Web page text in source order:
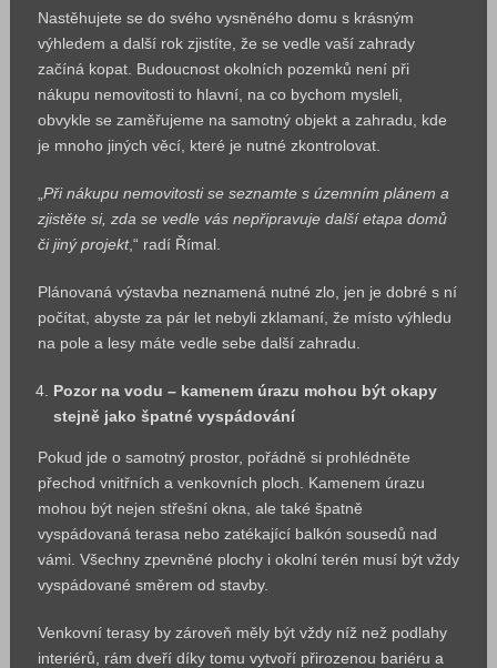
Nastěhujete se do svého vysněného domu s krásným
výhledem a další rok zjistíte, že se vedle vaší zahrady
začíná kopat. Budoucnost okolních pozemků není při
nákupu nemovitosti to hlavní, na co bychom mysleli,
obvykle se zaměřujeme na samotný objekt a zahradu, kde
je mnoho jiných věcí, které je nutné zkontrolovat.
„Při nákupu nemovitosti se seznamte s územním plánem a
zjistěte si, zda se vedle vás nepřipravuje další etapa domů
či jiný projekt,“ radí Římal.
Plánovaná výstavba neznamená nutné zlo, jen je dobré s ní
počítat, abyste za pár let nebyli zklamaní, že místo výhledu
na pole a lesy máte vedle sebe další zahradu.
Pozor na vodu – kamenem úrazu mohou být okapy
stejně jako špatné vyspádování
Pokud jde o samotný prostor, pořádně si prohlédněte
přechod vnitřních a venkovních ploch. Kamenem úrazu
mohou být nejen střešní okna, ale také špatně
vyspádovaná terasa nebo zatékající balkón sousedů nad
vámi. Všechny zpevněné plochy i okolní terén musí být vždy
vyspádované směrem od stavby.
Venkovní terasy by zároveň měly být vždy níž než podlahy
interiérů, rám dveří díky tomu vytvoří přirozenou bariéru a